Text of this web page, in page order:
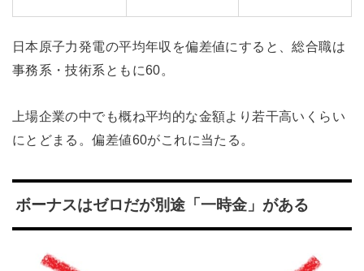
日本原子力発電の平均年収を偏差値にすると、総合職は
事務系・技術系ともに60。
上場企業の中でも概ね平均的な金額より若干高いくらい
にとどまる。偏差値60がこれに当たる。
ボーナスはゼロだが別途「一時金」がある